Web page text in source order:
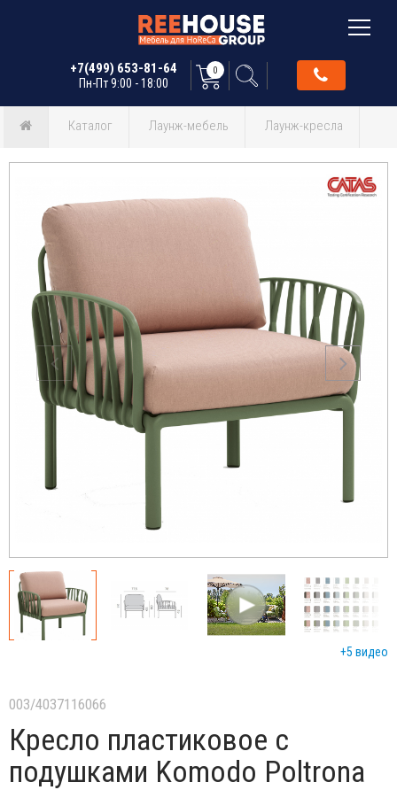
+7(499) 653-81-64
Пн-Пт 9:00 - 18:00
0
Каталог Лаунж-мебель Лаунж-кресла
+5 видео
003/4037116066
Кресло пластиковое с
подушками Komodo Poltrona